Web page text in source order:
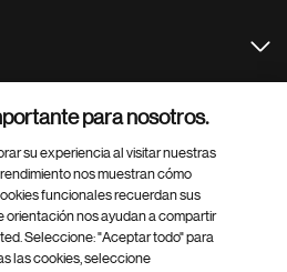
para nosotros.
su experiencia al visitar nuestras
nos muestran cómo
funcionales recuerdan sus
orientación nos ayudan a compartir
Seleccione: "Aceptar todo" para
las cookies, seleccione